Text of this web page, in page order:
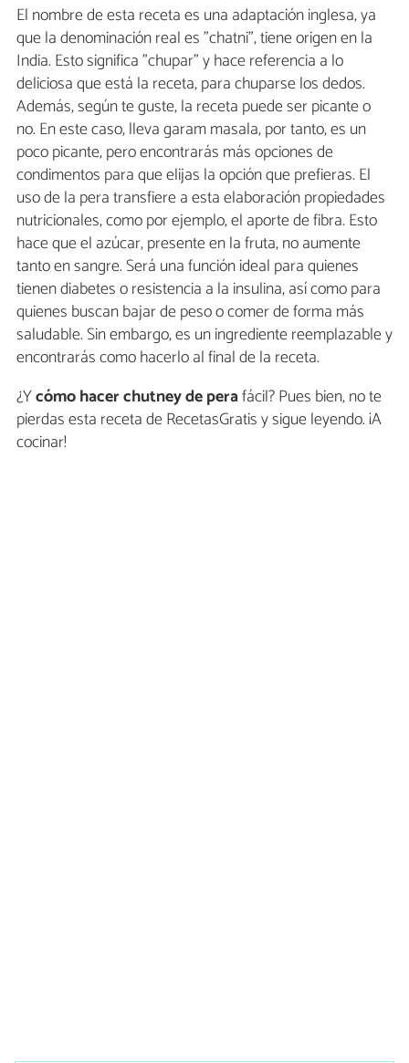
El nombre de esta receta es una adaptación inglesa, ya
que la denominación real es "chatni", tiene origen en la
India. Esto significa "chupar" y hace referencia a lo
deliciosa que está la receta, para chuparse los dedos.
Además, según te guste, la receta puede ser picante o
no. En este caso, lleva garam masala, por tanto, es un
poco picante, pero encontrarás más opciones de
condimentos para que elijas la opción que prefieras. El
uso de la pera transfiere a esta elaboración propiedades
nutricionales, como por ejemplo, el aporte de fibra. Esto
hace que el azúcar, presente en la fruta, no aumente
tanto en sangre. Será una función ideal para quienes
tienen diabetes o resistencia a la insulina, así como para
quienes buscan bajar de peso o comer de forma más
saludable. Sin embargo, es un ingrediente reemplazable y
encontrarás como hacerlo al final de la receta.
¿Ycómo hacer chutney de perafácil? Pues bien, no te
pierdas esta receta de RecetasGratis y sigue leyendo. ¡A
cocinar!